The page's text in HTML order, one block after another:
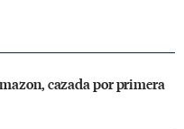
cazada por primera